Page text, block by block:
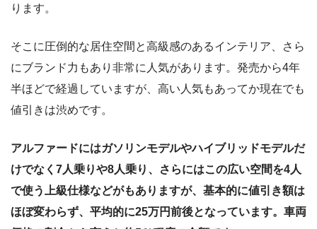
ります。
そこに圧倒的な居住空間と高級感のあるインテリア、さら
にブランド力もあり非常に人気があります。発売から4年
半ほどで経過していますが、高い人気もあってか現在でも
値引きは渋めです。
アルファードにはガソリンモデルやハイブリッドモデルだ
けでなく7人乗りや8人乗り、さらにはこの広い空間を4人
で使う上級仕様などがもありますが、基本的に値引き額は
ほぼ変わらず、平均的に25万円前後となっています。車両